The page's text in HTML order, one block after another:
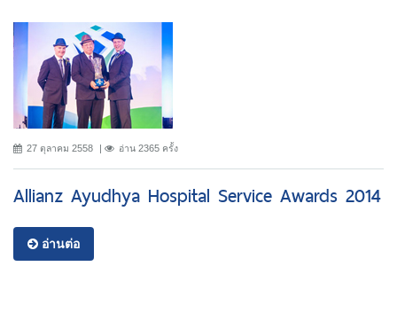
27 ตุลาคม 2558 อ่าน 2365 ครั้ง
Allianz Ayudhya Hospital Service Awards 2014
อ่านต่อ